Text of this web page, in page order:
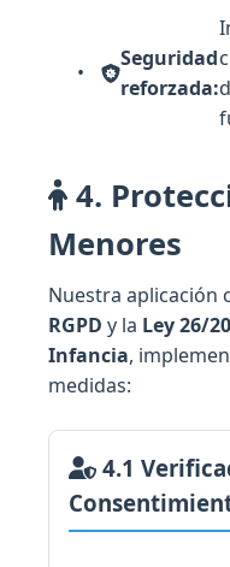
Seguridad
reforzada:
4.
Menores
Nuestra aplicación
RGPD y la Ley 26/
Infancia,
medidas:
4.1